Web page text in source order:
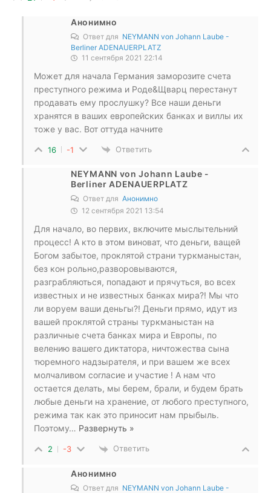
Анонимно
Ответ для NEYMANN von Johann Laube -
Berliner ADENAUERPLATZ
11 сентября 2021 22:14
Может для начала Германия заморозите счета
преступного режима и Роде&Щварц перестанут
продавать ему прослушку? Все наши деньги
хранятся в ваших европейских банках и виллы их
тоже у вас. Вот оттуда начните
16 -1 Ответить
NEYMANN von Johann Laube -
Berliner ADENAUERPLATZ
Ответ для Анонимно
12 сентября 2021 13:54
Для начало, во первих, включите мыслытельний
процесс! А кто в этом виноват, что деньги, ващей
Богом забытое, проклятой страни туркманыстан,
без кон рольно,разворовываются,
разграбляються, попадают и прячуться, во всех
известных и не известных банках мира?! Мы что
ли воруем ваши деньгы?! Деньги прямо, идут из
вашей проклятой страны туркманыстан на
различные счета банках мира и Европы, по
велению вашего диктатора, ничтожества сына
тюремного надзырателя, и при вашем же всех
молчаливом согласие и участие ! А нам что
остается делать, мы берем, брали, и будем брать
любые деньги на хранение, от любого преступного,
режима так как это приносит нам прыбыль.
Поэтому… Развернуть »
2 -3 Ответить
Анонимно
Ответ для NEYMANN von Johann Laube -